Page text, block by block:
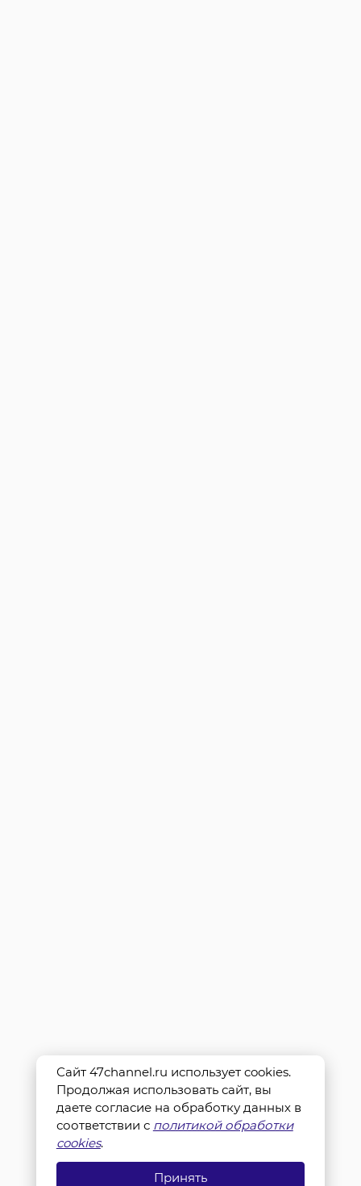
Сайт 47channel.ru использует cookies.
Продолжая использовать сайт, вы
даете согласие на обработку данных в
соответствии с политикой обработки
cookies.
Принять